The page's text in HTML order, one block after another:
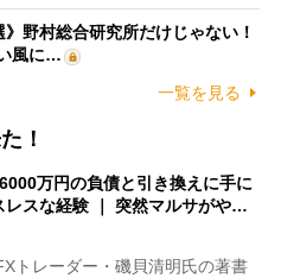
》野村総合研究所だけじゃない！
風に…
一覧を見る
！
6000万円の負債と引き換えに手に
レスな経験 ｜ 突然マルサがや…
トレーダー・磯貝清明氏の著書